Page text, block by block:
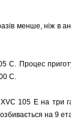
менше, ніж в
С. Процес
С.
105 Е на три
на 9